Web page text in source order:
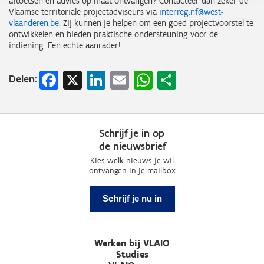
Vlaamse territoriale projectadviseurs via interreg.nf@west-
vlaanderen.be. Zij kunnen je helpen om een goed projectvoorstel te
ontwikkelen en bieden praktische ondersteuning voor de
indiening. Een echte aanrader!
Delen: Facebook
X LinkedIn
EmailWhatsApp
Schrijf je in op
de nieuwsbrief
Kies welk nieuws je wil
ontvangen in je mailbox
Schrijf je nu in
Werken bij VLAIO
Studies